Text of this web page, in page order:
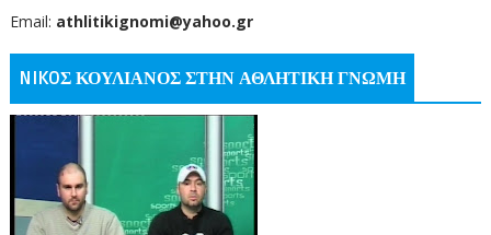
Email: athlitikignomi@yahoo.gr
NIKOΣ ΚΟΥΛΙΑΝΟΣ ΣΤΗΝ ΑΘΛΗΤΙΚΗ ΓΝΩΜΗ